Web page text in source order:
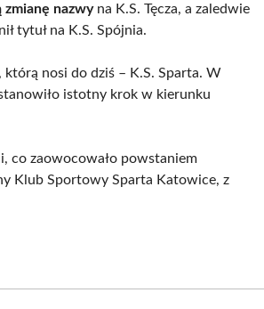
zmianę nazwyna K.S. Tęcza, a zaledwie
tytuł na K.S. Spójnia.
którą nosi do dziś – K.S. Sparta. W
istotny krok w kierunku
co zaowocowało powstaniem
Klub Sportowy Sparta Katowice, z